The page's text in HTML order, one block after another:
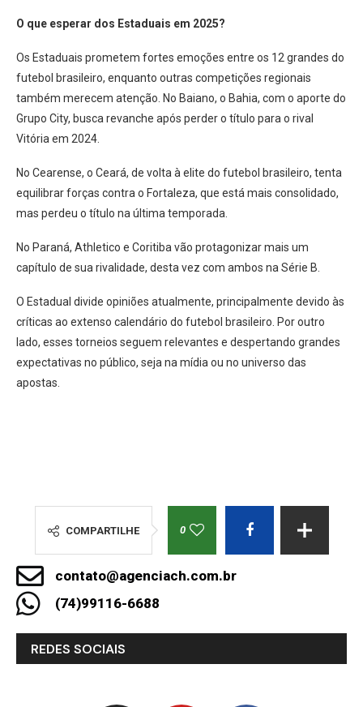
O que esperar dos Estaduais em 2025?
Os Estaduais prometem fortes emoções entre os 12 grandes do
futebol brasileiro, enquanto outras competições regionais
também merecem atenção. No Baiano, o Bahia, com o aporte do
Grupo City, busca revanche após perder o título para o rival
Vitória em 2024.
No Cearense, o Ceará, de volta à elite do futebol brasileiro, tenta
equilibrar forças contra o Fortaleza, que está mais consolidado,
mas perdeu o título na última temporada.
No Paraná, Athletico e Coritiba vão protagonizar mais um
capítulo de sua rivalidade, desta vez com ambos na Série B.
O Estadual divide opiniões atualmente, principalmente devido às
críticas ao extenso calendário do futebol brasileiro. Por outro
lado, esses torneios seguem relevantes e despertando grandes
expectativas no público, seja na mídia ou no universo das
apostas.
COMPARTILHE 0
contato@agenciach.com.br
(74)99116-6688
REDES SOCIAIS